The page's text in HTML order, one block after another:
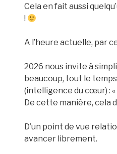
Cela en fait aussi
!
A l’heure actuelle, par
2026 nous invite à
beaucoup, tout le
(intelligence du cœur) : «
De cette manière, cela
D’un point de vue
avancer librement.